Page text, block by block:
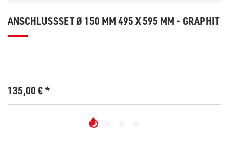
ANSCHLUSSSET Ø 150 MM 495 X 595 MM - GRAPHIT
135,00€*